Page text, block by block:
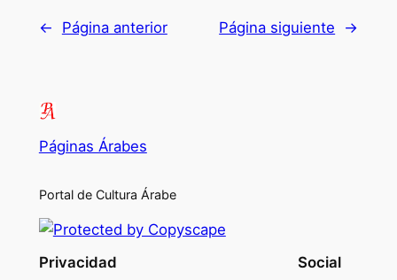
← Página anterior Página siguiente →
Páginas Árabes
Portal de Cultura Árabe
Privacidad Social